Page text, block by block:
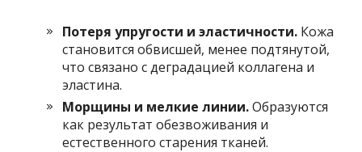
Потеря упругости и эластичности. Кожа
становится обвисшей, менее подтянутой,
что связано с деградацией коллагена и
эластина.
Морщины и мелкие линии.Образуются
как результат обезвоживания и
естественного старения тканей.